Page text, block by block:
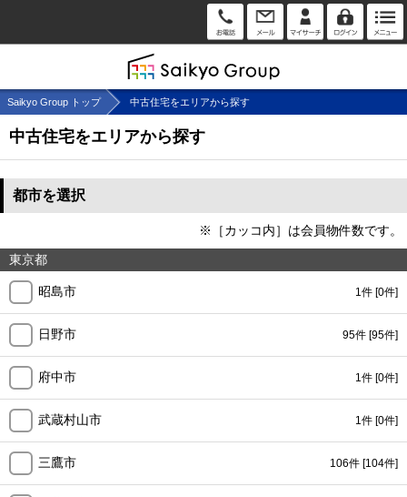
Saikyo Group トップ 中古住宅をエリアから探す
中古住宅をエリアから探す
都市を選択
※［カッコ内］は会員物件数です。
東京都
昭島市 1件 [0件]
日野市 95件 [95件]
府中市 1件 [0件]
武蔵村山市 1件 [0件]
三鷹市 106件 [104件]